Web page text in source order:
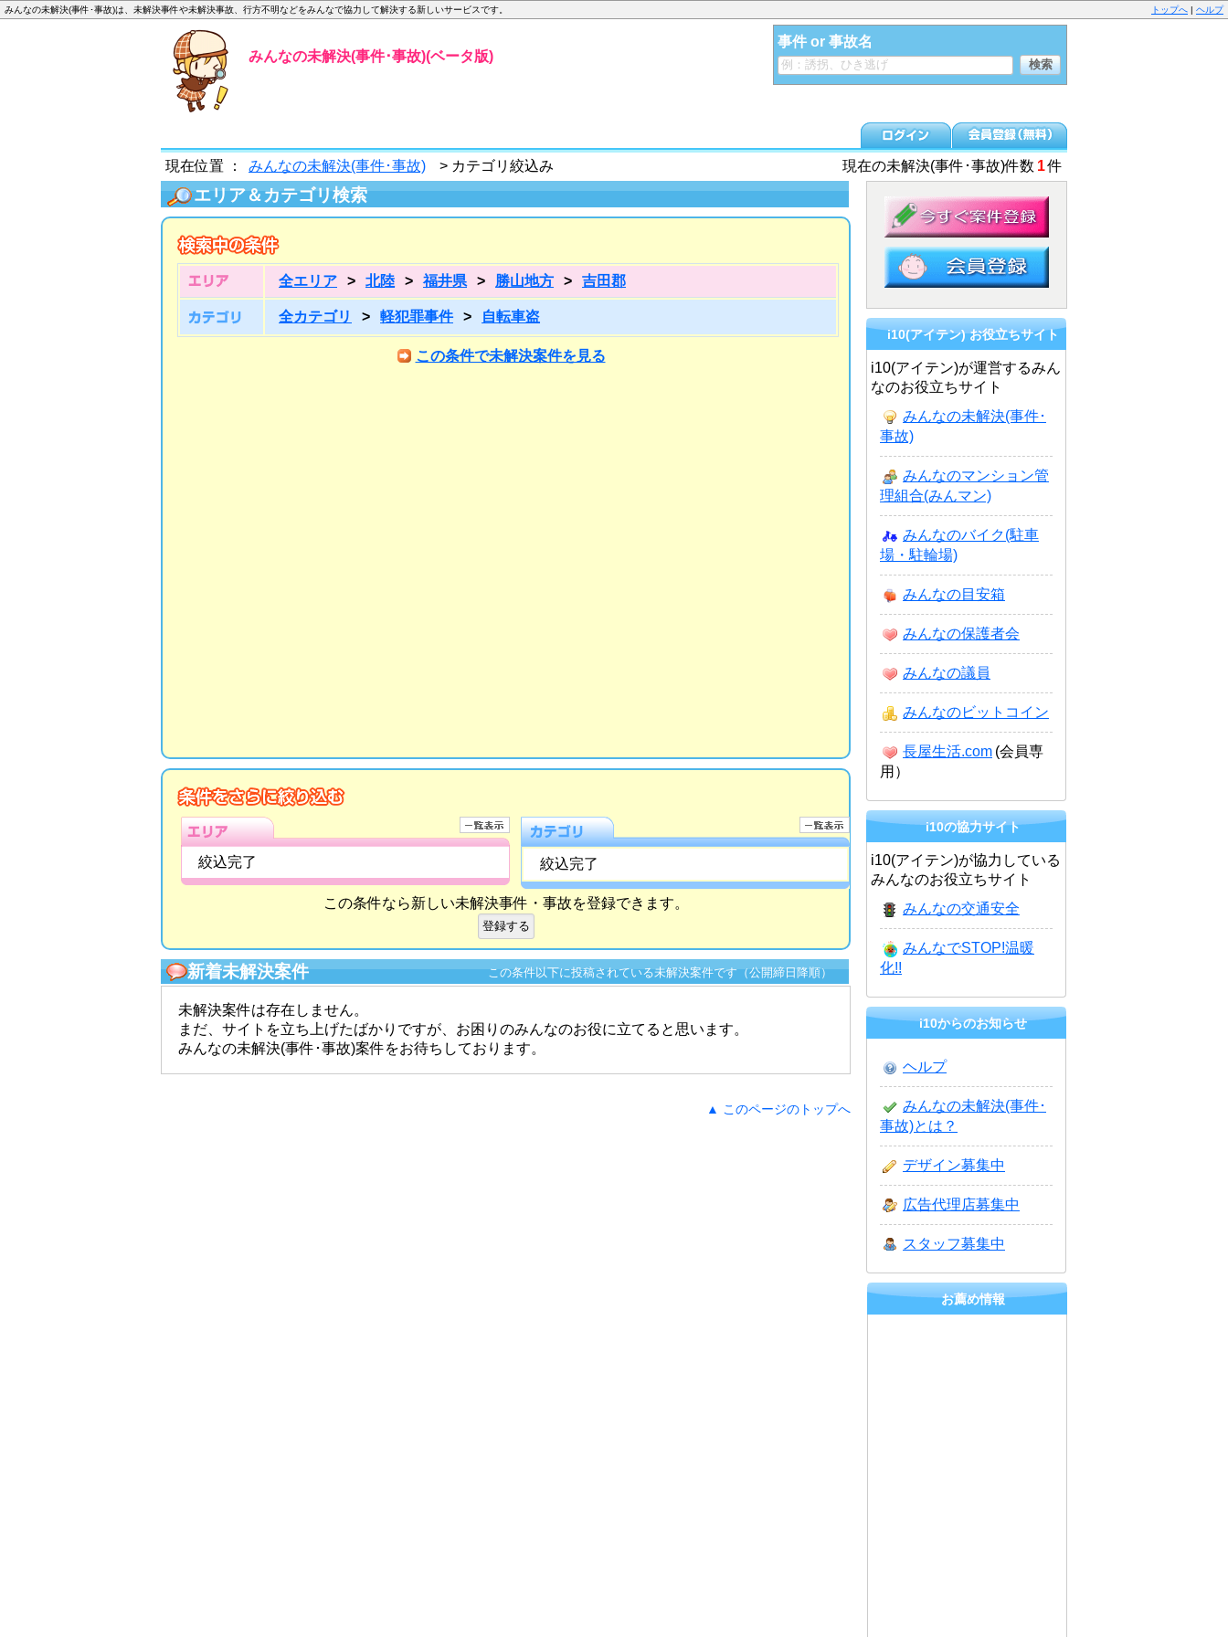
トップへ | ヘルプ
みんなの未解決(事件･事故)は、未解決事件や未解決事故、行方不明などをみんなで協力して解決する新しいサービスです。
みんなの未解決(事件･事故)(ベータ版)
事件 or 事故名
現在位置 ： みんなの未解決(事件･事故) > カテゴリ絞込み 現在の未解決(事件･事故)件数 1件
エリア＆カテゴリ検索
全エリア > 北陸 > 福井県 > 勝山地方 > 吉田郡
全カテゴリ > 軽犯罪事件 > 自転車盗
この条件で未解決案件を見る
絞込完了 絞込完了
この条件なら新しい未解決事件・事故を登録できます。
新着未解決案件 この条件以下に投稿されている未解決案件です（公開締日降順）
未解決案件は存在しません。
まだ、サイトを立ち上げたばかりですが、お困りのみんなのお役に立てると思います。
みんなの未解決(事件･事故)案件をお待ちしております。
▲ このページのトップへ
i10(アイテン) お役立ちサイト
i10(アイテン)が運営するみん
なのお役立ちサイト
みんなの未解決(事件･
事故)
みんなのマンション管
理組合(みんマン)
みんなのバイク(駐車
場・駐輪場)
みんなの目安箱
みんなの保護者会
みんなの議員
みんなのビットコイン
長屋生活.com (会員専
用）
i10の協力サイト
i10(アイテン)が協力している
みんなのお役立ちサイト
みんなの交通安全
みんなでSTOP!温暖
化!!
i10からのお知らせ
ヘルプ
みんなの未解決(事件･
事故)とは？
デザイン募集中
広告代理店募集中
スタッフ募集中
お薦め情報